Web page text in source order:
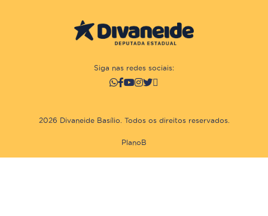
Siga nas redes sociais:
2026 Divaneide Basílio. Todos os direitos reservados.
PlanoB